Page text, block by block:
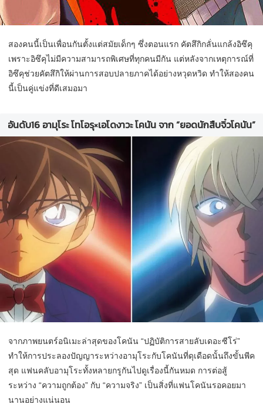
สองคนนี้เป็นเพื่อนกันตั้งแต่สมัยเด็กๆ ซึ่งตอนแรก คัตสึกิกลั่นแกล้งอิซึคุ
เพราะอิซึคุไม่มีความสามารถพิเศษที่ทุกคนมีกัน แต่หลังจากเหตุการณ์ที่
อิซึคุช่วยคัตสึกิให้ผ่านการสอบปลายภาคได้อย่างหวุดหวิด ทำให้สองคน
นี้เป็นคู่แข่งที่ดีเสมอมา
อันดับ16 อามุโระ โทโอรุ×เอโดงาวะ โคนัน จาก “ยอดนักสืบจิ๋วโคนัน”
จากภาพยนตร์อนิเมะล่าสุดของโคนัน “ปฏิบัติการสายลับเดอะซีโร่”
ทำให้การประลองปัญญาระหว่างอามุโระกับโคนันที่ดุเดือดนั้นถึงขั้นพีค
สุด แฟนคลับอามุโระทั้งหลายกรูกันไปดูเรื่องนี้กันหมด การต่อสู้
ระหว่าง “ความถูกต้อง” กับ “ความจริง” เป็นสิ่งที่แฟนโคนันรอคอยมา
นานอย่างแน่นอน